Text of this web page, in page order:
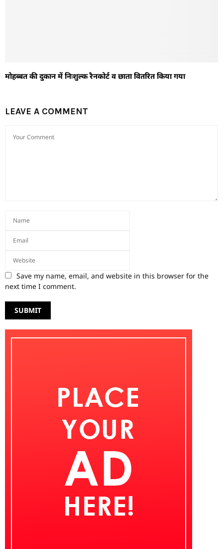
मोहब्बत की दुकान में निःशुल्क रैनकोर्ट व छाता वितरित किया गया
LEAVE A COMMENT
Save my name, email, and website in this browser for the
next time I comment.